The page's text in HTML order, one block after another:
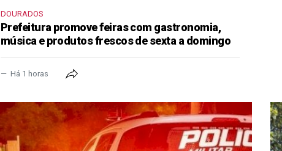
DOURADOS
Prefeitura promove feiras com gastronomia,
música e produtos frescos de sexta a domingo
Há 1 horas